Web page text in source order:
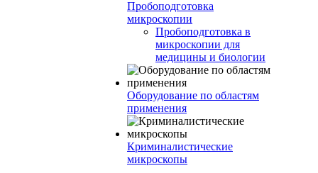
Пробоподготовка
микроскопии
Пробоподготовка в
микроскопии для
медицины и биологии
Оборудование по областям
применения
Криминалистические
микроскопы